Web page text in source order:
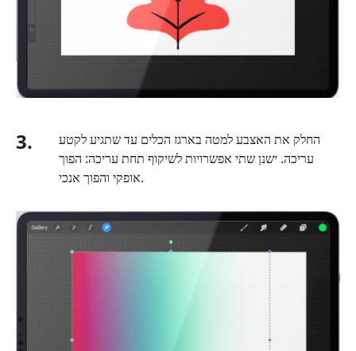
3.
החלק את האצבע למטה בארגז הכלים עד שתגיע לקטע
עריכה. ישנן שתי אפשרויות לשיקוף תחת עריכה: הפוך
אופקי והפוך אנכי.